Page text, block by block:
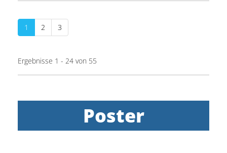
1 2 3
Ergebnisse 1 - 24 von 55
Poster